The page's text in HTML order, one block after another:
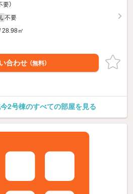
要）
不要
28.98㎡
合わせ （無料）
2号棟のすべての部屋を見る